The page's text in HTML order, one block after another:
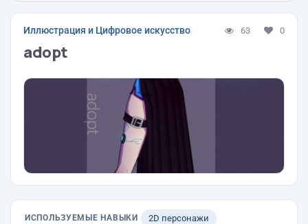
Иллюстрация и Цифровое искусство 63 0
adopt
ИСПОЛЬЗУЕМЫЕ НАВЫКИ 2D персонажи